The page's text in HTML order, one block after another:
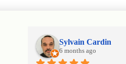
Sylvain Cardin
6 months ago